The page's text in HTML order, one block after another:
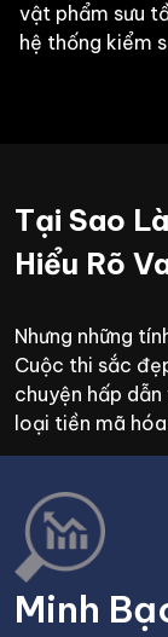
vật phẩm sưu
hệ thống kiểm
Tại Sao
Hiểu Rõ
Nhưng những
Cuộc thi sắc
chuyện hấp
loại tiền mã hóa
Minh